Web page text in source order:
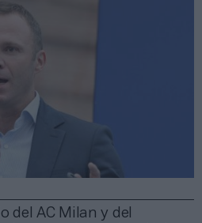
del AC Milan y del